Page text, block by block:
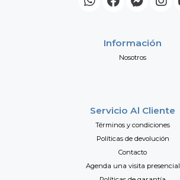
Información
Nosotros
Servicio Al Cliente
Términos y condiciones
Políticas de devolución
Contacto
Agenda una visita presencial